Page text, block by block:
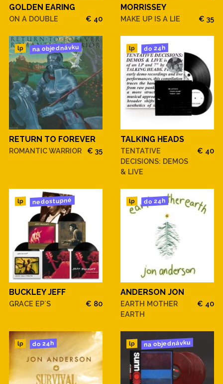
GOLDEN EARING
ON A DOUBLE € 40
MORRISSEY
MAKE UP IS A LIE € 35
lp na objednávku
RETURN TO FOREVER
ROMANTIC WARRIOR € 35
lp do 24h
TALKING HEADS
TENTATIVE
DECISIONS: DEMOS
& LIVE
€ 40
lp nedostupné
BUCKLEY JEFF
GRACE EP´S € 80
lp do 24h
ANDERSON JON
EARTH MOTHER
EARTH
€ 40
lp do 24h lp na objednávku